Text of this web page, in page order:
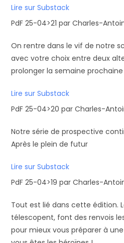
Lire sur Substack
PdF 25-04>21 par Charles-
On rentre dans le vif de notre
avec votre choix entre deux
prolonger la semaine prochaine
Lire sur Substack
PdF 25-04>20 par Charles-
Notre série de prospective
Après le plein de futur
Lire sur Substack
PdF 25-04>19 par Charles-
Tout est lié dans cette édition.
télescopent, font des renvois
pour mieux vous préparer à